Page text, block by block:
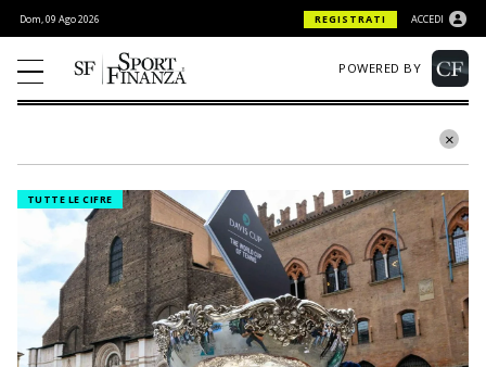
Dom, 09 Ago 2026 REGISTRATI ACCEDI
POWERED BY
TUTTE LE CIFRE